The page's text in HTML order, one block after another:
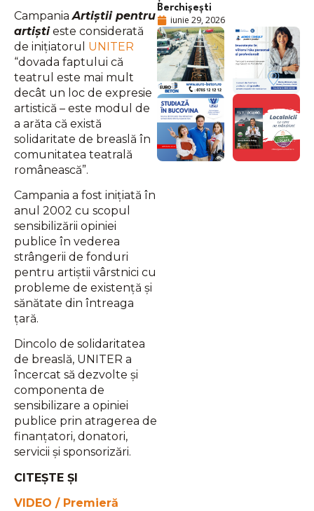
CampaniaArtiștii pentru
artiștieste considerată
de inițiatorul UNITER
“dovada faptului că
teatrul este mai mult
decât un loc de expresie
artistică – este modul de
a arăta că există
solidaritate de breaslă în
comunitatea teatrală
românească”.
Campania a fost iniţiată în
anul 2002 cu scopul
sensibilizării opiniei
publice în vederea
strângerii de fonduri
pentru artiştii vârstnici cu
probleme de existenţă şi
sănătate din întreaga
ţară.
Dincolo de solidaritatea
de breaslă, UNITER a
încercat să dezvolte şi
componenta de
sensibilizare a opiniei
publice prin atragerea de
finanţatori, donatori,
servicii și sponsorizări.
CITEȘTE ȘI
VIDEO / Premieră
Berchișești
iunie 29, 2026